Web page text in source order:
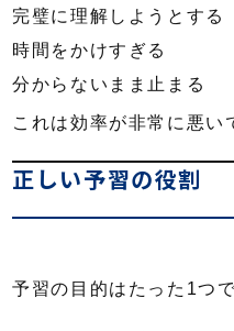
完璧に理解しようとする
時間をかけすぎる
分からないまま止まる
これは効率が非常に悪い
正しい予習の役割
予習の目的はたった1つで